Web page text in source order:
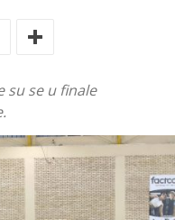
su se u finale